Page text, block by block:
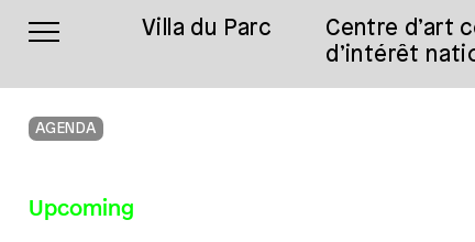
Villa du Parc
Centre d’art
d’intérêt
AGENDA
Upcoming